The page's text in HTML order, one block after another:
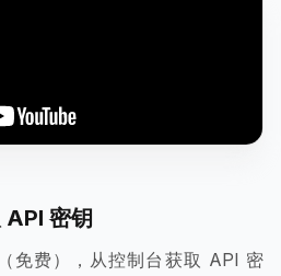
密钥
免费），从控制台获取 API 密